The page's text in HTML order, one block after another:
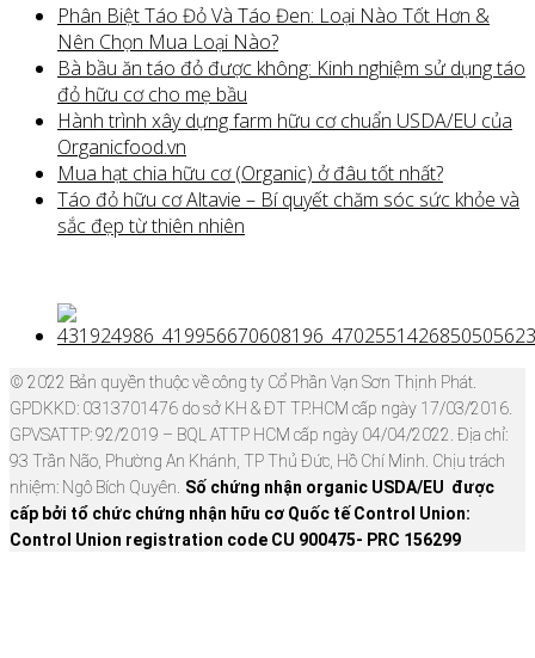
Phân Biệt Táo Đỏ Và Táo Đen: Loại Nào Tốt Hơn &
Nên Chọn Mua Loại Nào?
Bà bầu ăn táo đỏ được không: Kinh nghiệm sử dụng táo
đỏ hữu cơ cho mẹ bầu
Hành trình xây dựng farm hữu cơ chuẩn USDA/EU của
Organicfood.vn
Mua hạt chia hữu cơ (Organic) ở đâu tốt nhất?
Táo đỏ hữu cơ Altavie – Bí quyết chăm sóc sức khỏe và
sắc đẹp từ thiên nhiên
© 2022 Bản quyền thuộc về công ty Cổ Phần Vạn Sơn Thịnh Phát.
GPDKKD: 0313701476 do sở KH & ĐT TP.HCM cấp ngày 17/03/2016.
GPVSATTP: 92/2019 – BQL ATTP HCM cấp ngày 04/04/2022. Địa chỉ:
93 Trần Não, Phường An Khánh, TP Thủ Đức, Hồ Chí Minh. Chịu trách
nhiệm: Ngô Bích Quyên. Số chứng nhận organic USDA/EU được
cấp bởi tổ chức chứng nhận hữu cơ Quốc tế Control Union:
Control Union registration code CU 900475- PRC 156299